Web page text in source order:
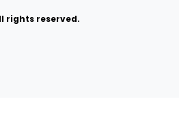
rights reserved.